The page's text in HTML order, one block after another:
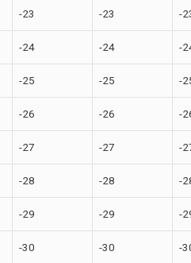
-23 -23 -
-24 -24 -
-25 -25 -
-26 -26 -
-27 -27 -
-28 -28 -
-29 -29 -
-30 -30 -